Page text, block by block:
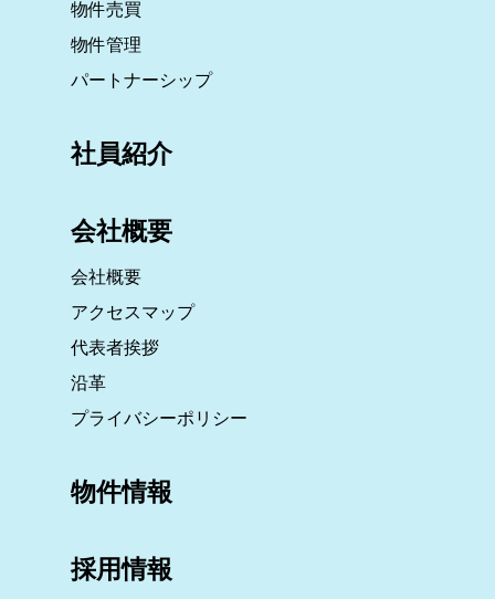
物件売買
物件管理
パートナーシップ
社員紹介
会社概要
会社概要
アクセスマップ
代表者挨拶
沿革
プライバシーポリシー
物件情報
採用情報